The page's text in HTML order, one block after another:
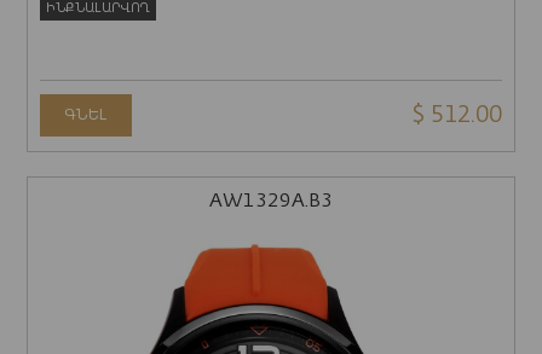
ԻՆՔՆԱԼԱՐՎՈՂ
ԳՆԵԼ $ 512.00
AW1329A.B3